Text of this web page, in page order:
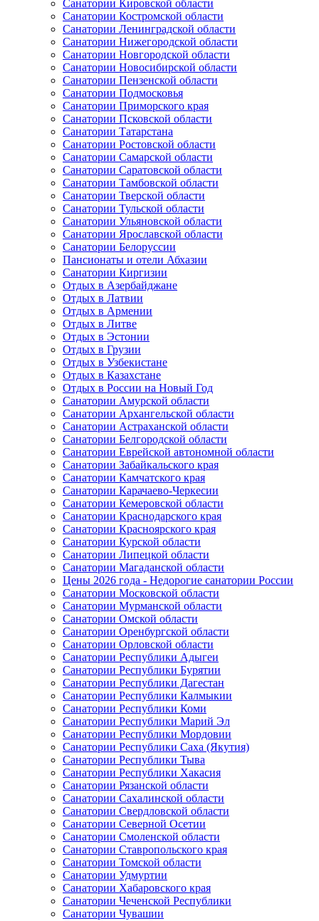
Санатории Кировской области
Санатории Костромской области
Санатории Ленинградской области
Санатории Нижегородской области
Санатории Новгородской области
Санатории Новосибирской области
Санатории Пензенской области
Санатории Подмосковья
Санатории Приморского края
Санатории Псковской области
Санатории Татарстана
Санатории Ростовской области
Санатории Самарской области
Санатории Саратовской области
Санатории Тамбовской области
Санатории Тверской области
Санатории Тульской области
Санатории Ульяновской области
Санатории Ярославской области
Санатории Белоруссии
Пансионаты и отели Абхазии
Санатории Киргизии
Отдых в Азербайджане
Отдых в Латвии
Отдых в Армении
Отдых в Литве
Отдых в Эстонии
Отдых в Грузии
Отдых в Узбекистане
Отдых в Казахстане
Отдых в России на Новый Год
Санатории Амурской области
Санатории Архангельской области
Санатории Астраханской области
Санатории Белгородской области
Санатории Еврейской автономной области
Санатории Забайкальского края
Санатории Камчатского края
Санатории Карачаево-Черкесии
Санатории Кемеровской области
Санатории Краснодарского края
Санатории Красноярского края
Санатории Курской области
Санатории Липецкой области
Санатории Магаданской области
Цены 2026 года - Недорогие санатории России
Санатории Московской области
Санатории Мурманской области
Санатории Омской области
Санатории Оренбургской области
Санатории Орловской области
Санатории Республики Адыгеи
Санатории Республики Бурятии
Санатории Республики Дагестан
Санатории Республики Калмыкии
Санатории Республики Коми
Санатории Республики Марий Эл
Санатории Республики Мордовии
Санатории Республики Саха (Якутия)
Санатории Республики Тыва
Санатории Республики Хакасия
Санатории Рязанской области
Санатории Сахалинской области
Санатории Свердловской области
Санатории Северной Осетии
Санатории Смоленской области
Санатории Ставропольского края
Санатории Томской области
Санатории Удмуртии
Санатории Хабаровского края
Санатории Чеченской Республики
Санатории Чувашии